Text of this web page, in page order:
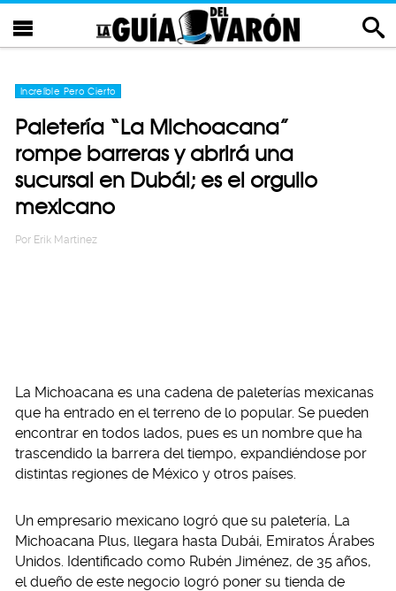
Increíble Pero Cierto
Paletería “La Michoacana”
rompe barreras y abrirá una
sucursal en Dubái; es el orgullo
mexicano
Por Erik Martinez
La Michoacana es una cadena de paleterías mexicanas
que ha entrado en el terreno de lo popular. Se pueden
encontrar en todos lados, pues es un nombre que ha
trascendido la barrera del tiempo, expandiéndose por
distintas regiones de México y otros países.
Un empresario mexicano logró que su paletería, La
Michoacana Plus, llegara hasta Dubái, Emiratos Árabes
Unidos. Identificado como Rubén Jiménez, de 35 años,
el dueño de este negocio logró poner su tienda de